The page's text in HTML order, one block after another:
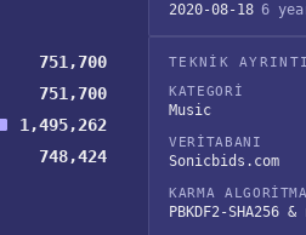
751,700
751,700
1,495,262
748,424
2020-08-18 6
TEKNIK
KATEGORI
Music
VERITABANI
Sonicbids.com
KARMA
PBKDF2-SHA256